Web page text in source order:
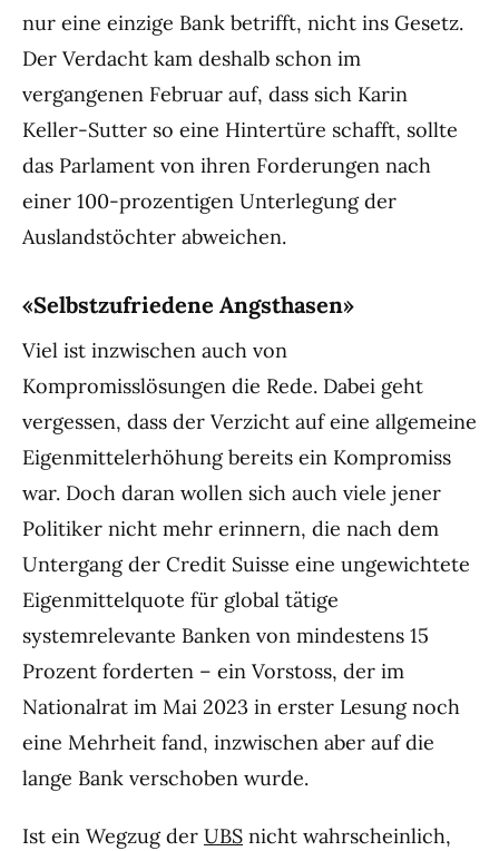
nur eine einzige Bank betrifft, nicht ins Gesetz.
Der Verdacht kam deshalb schon im
vergangenen Februar auf, dass sich Karin
Keller-Sutter so eine Hintertüre schafft, sollte
das Parlament von ihren Forderungen nach
einer 100-prozentigen Unterlegung der
Auslandstöchter abweichen.
«Selbstzufriedene Angsthasen»
Viel ist inzwischen auch von
Kompromisslösungen die Rede. Dabei geht
vergessen, dass der Verzicht auf eine allgemeine
Eigenmittelerhöhung bereits ein Kompromiss
war. Doch daran wollen sich auch viele jener
Politiker nicht mehr erinnern, die nach dem
Untergang der Credit Suisse eine ungewichtete
Eigenmittelquote für global tätige
systemrelevante Banken von mindestens 15
Prozent forderten – ein Vorstoss, der im
Nationalrat im Mai 2023 in erster Lesung noch
eine Mehrheit fand, inzwischen aber auf die
lange Bank verschoben wurde.
Ist ein Wegzug der UBS nicht wahrscheinlich,